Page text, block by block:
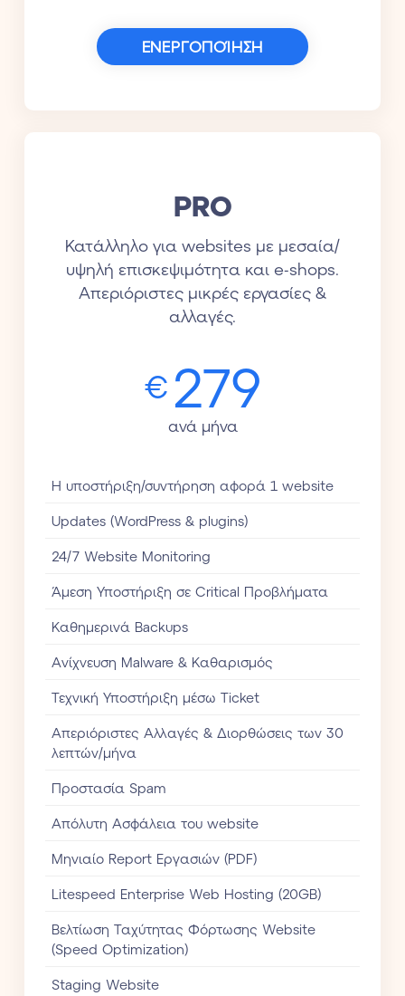
ΕΝΕΡΓΟΠΟΊΗΣΗ
PRO
Κατάλληλο για websites με μεσαία/
υψηλή επισκεψιμότητα και e-shops.
Απεριόριστες μικρές εργασίες &
αλλαγές.
€ 279
ανά μήνα
Η υποστήριξη/συντήρηση αφορά 1 website
Updates (WordPress & plugins)
24/7 Website Monitoring
Άμεση Υποστήριξη σε Critical Προβλήματα
Καθημερινά Backups
Aνίχνευση Malware & Καθαρισμός
Τεχνική Υποστήριξη μέσω Ticket
Απεριόριστες Αλλαγές & Διορθώσεις των 30
λεπτών/μήνα
Προστασία Spam
Aπόλυτη Ασφάλεια του website
Mηνιαίο Report Eργασιών (PDF)
Litespeed Enterprise Web Hosting (20GB)
Βελτίωση Ταχύτητας Φόρτωσης Website
(Speed Optimization)
Staging Website